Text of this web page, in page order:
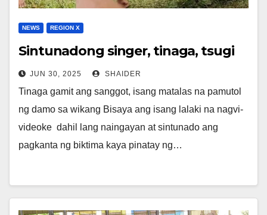
NEWS REGION X
Sintunadong singer, tinaga, tsugi
JUN 30, 2025 SHAIDER
Tinaga gamit ang sanggot, isang matalas na pamutol
ng damo sa wikang Bisaya ang isang lalaki na nagvi-
videoke dahil lang naingayan at sintunado ang
pagkanta ng biktima kaya pinatay ng…